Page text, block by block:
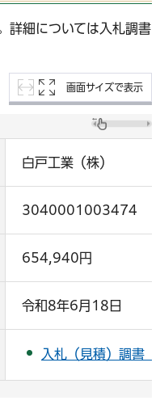
詳細については入札調書
画面サイズで表示
白戸工業（株）
3040001003474
654,940円
令和8年6月18日
入札（見積）調書